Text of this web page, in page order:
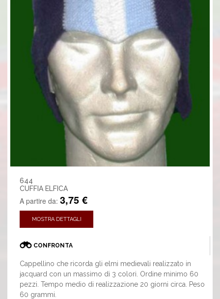
644
CUFFIA ELFICA
A partire da: 3,75 €
MOSTRA DETTAGLI
CONFRONTA
Cappellino che ricorda gli elmi medievali realizzato in
jacquard con un massimo di 3 colori. Ordine minimo 60
pezzi. Tempo medio di realizzazione 20 giorni circa. Peso
60 grammi.